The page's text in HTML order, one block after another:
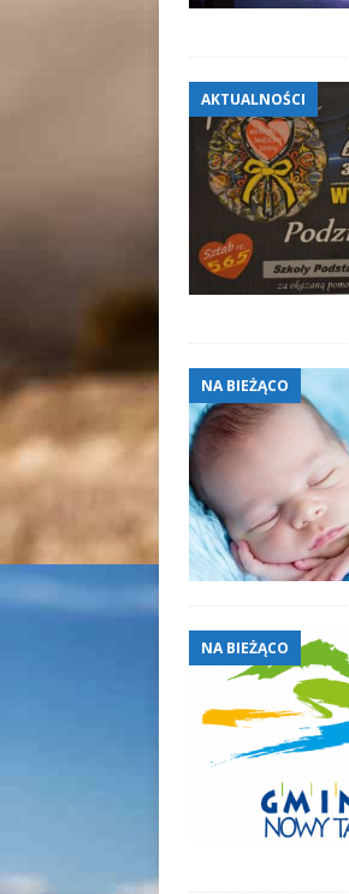
AKTUALNOŚCI
NA BIEŻĄCO
NA BIEŻĄCO